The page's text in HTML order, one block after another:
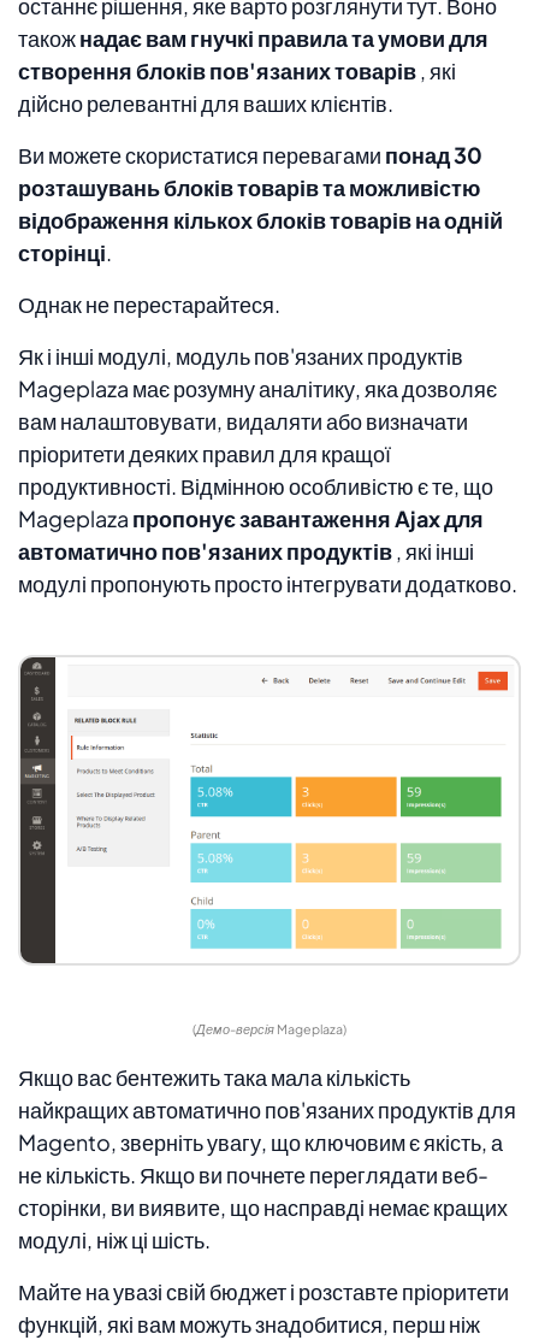
останнє рішення, яке варто розглянути тут. Воно
такожнадає вам гнучкі правила та умови для
створення блоків пов'язаних товарів, які
дійсно релевантні для ваших клієнтів.
Ви можете скористатися перевагами понад 30
розташувань блоків товарів та можливістю
відображення кількох блоків товарів на одній
сторінці.
Однак не перестарайтеся.
Як і інші модулі, модуль пов'язаних продуктів
Mageplaza має розумну аналітику, яка дозволяє
вам налаштовувати, видаляти або визначати
пріоритети деяких правил для кращої
продуктивності. Відмінною особливістю є те, що
Mageplaza пропонує завантаження Ajax для
автоматично пов'язаних продуктів, які інші
модулі пропонують просто інтегрувати додатково.
(Демо-версія Mageplaza)
Якщо вас бентежить така мала кількість
найкращих автоматично пов'язаних продуктів для
Magento, зверніть увагу, що ключовим є якість, а
не кількість. Якщо ви почнете переглядати веб-
сторінки, ви виявите, що насправді немає кращих
модулі, ніж ці шість.
Майте на увазі свій бюджет і розставте пріоритети
функцій, які вам можуть знадобитися, перш ніж